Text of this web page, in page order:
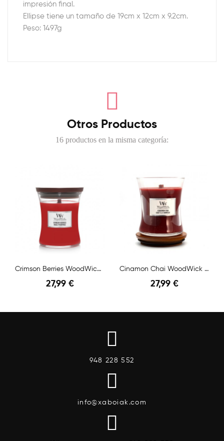
impresión final.
Ellipse tiene un tamaño de 19cm x 12cm x 9.2cm.
Peso: 1497g
Otros Productos
16 productos en la misma categoría:
Crimson Berries WoodWick Mediana
27,99 €
Cinamon Chai WoodWick Mediana
27,99 €
948 228 552
info@xaboiak.com